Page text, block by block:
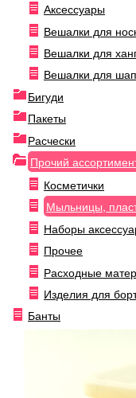
Аксессуары
Вешалки для
Вешалки для
Вешалки для
Бигуди
Пакеты
Расчески
Прочий
Косметички
Мыльницы,
Наборы
Прочее
Расходные
Изделия для
Банты